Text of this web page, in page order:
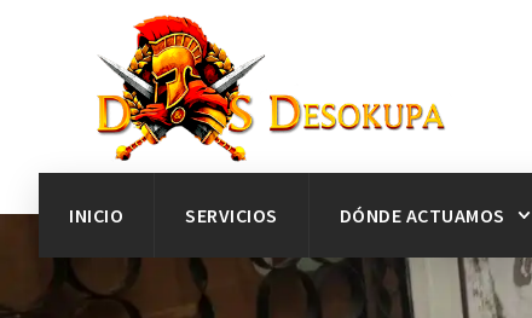
INICIO SERVICIOS DÓNDE ACTUAMOS